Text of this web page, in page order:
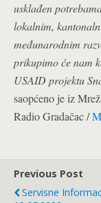
usklađen
lokalnim,
međunarodnim
prikupimo će nam
USAID projektu
saopćeno je iz
Radio Gradačac /
Previous Post
Servisne